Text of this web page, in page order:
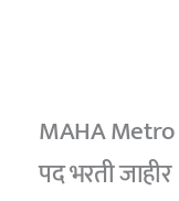
MAHA Metro
पद भरती जाहीर